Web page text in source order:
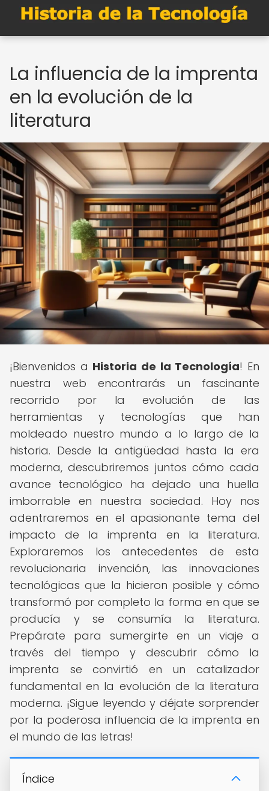
La influencia de la imprenta
en la evolución de la
literatura
¡Bienvenidos a Historia de la Tecnología! En
nuestra web encontrarás un fascinante
recorrido por la evolución de las
herramientas y tecnologías que han
moldeado nuestro mundo a lo largo de la
historia. Desde la antigüedad hasta la era
moderna, descubriremos juntos cómo cada
avance tecnológico ha dejado una huella
imborrable en nuestra sociedad. Hoy nos
adentraremos en el apasionante tema del
impacto de la imprenta en la literatura.
Exploraremos los antecedentes de esta
revolucionaria invención, las innovaciones
tecnológicas que la hicieron posible y cómo
transformó por completo la forma en que se
producía y se consumía la literatura.
Prepárate para sumergirte en un viaje a
través del tiempo y descubrir cómo la
imprenta se convirtió en un catalizador
fundamental en la evolución de la literatura
moderna. ¡Sigue leyendo y déjate sorprender
por la poderosa influencia de la imprenta en
el mundo de las letras!
Índice